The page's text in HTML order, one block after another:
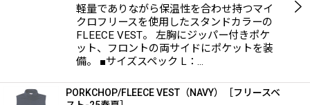
軽量でありながら保温性を合わせ持つマイ
クロフリースを使用したスタンドカラーの
FLEECE VEST。 左胸にジッパー付きポケ
ット、フロントの両サイドにポケットを装
備。 ■サイズスペック L：…
PORKCHOP/FLEECE VEST（NAVY）［フリースベ